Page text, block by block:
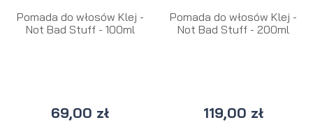
Pomada do włosów Klej -
Not Bad Stuff - 100ml
69,00 zł
Pomada do włosów Klej -
Not Bad Stuff - 200ml
119,00 zł